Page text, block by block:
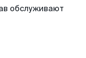
обслуживают